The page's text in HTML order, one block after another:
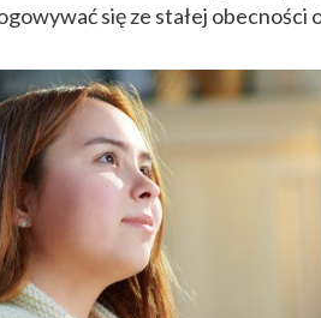
się ze stałej obecności